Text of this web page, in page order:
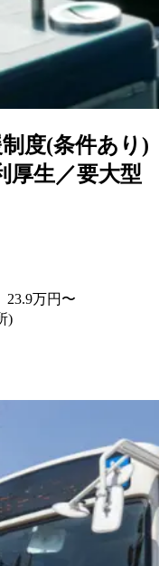
度(条件あり)
厚生／要大型
23.9万円〜
)